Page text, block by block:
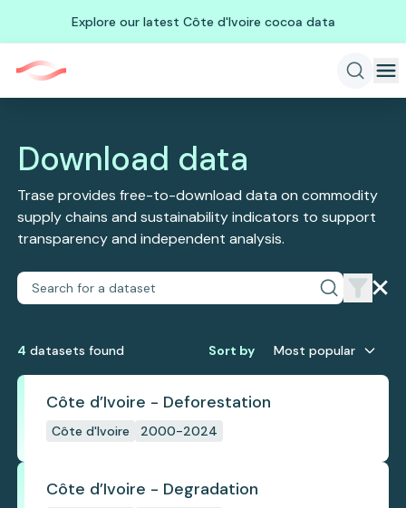
Explore our latest Côte d'Ivoire cocoa data
Download data
Trase provides free-to-download data on commodity
supply chains and sustainability indicators to support
transparency and independent analysis.
4 datasets found Sort by Most popular
Côte d’Ivoire - Deforestation
Côte d'Ivoire 2000-2024
Côte d’Ivoire - Degradation